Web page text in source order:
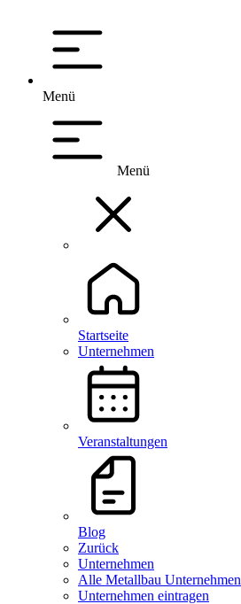
Menü
Menü
Startseite
Unternehmen
Veranstaltungen
Blog
Zurück
Unternehmen
Alle Metallbau Unternehmen
Unternehmen eintragen